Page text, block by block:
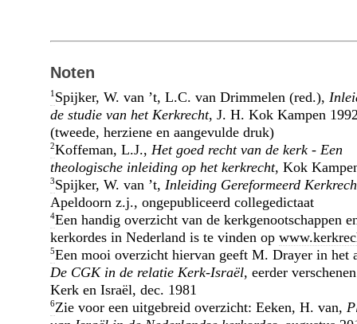
Noten
1 Spijker, W. van ’t, L.C. van Drimmelen (red.),
de studie van het Kerkrecht, J. H. Kok Kampen
(tweede, herziene en aangevulde druk)
2Koffeman, L.J., Het goed recht van de kerk - Een
theologische inleiding op het kerkrecht, Kok
3Spijker, W. van ’t, Inleiding Gereformeerd
Apeldoorn z.j., ongepubliceerd collegedictaat
4Een handig overzicht van de kerkgenootschappen
kerkordes in Nederland is te vinden op
5Een mooi overzicht hiervan geeft M. Drayer in het
De CGK in de relatie Kerk-Israël, eerder
Kerk en Israël, dec. 1981
6Zie voor een uitgebreid overzicht: Eeken, H. van,